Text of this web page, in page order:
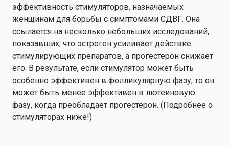
эффективность стимуляторов, назначаемых
женщинам для борьбы с симптомами СДВГ. Она
ссылается на несколько небольших исследований,
показавших, что эстроген усиливает действие
стимулирующих препаратов, а прогестерон снижает
его. В результате, если стимулятор может быть
особенно эффективен в фолликулярную фазу, то он
может быть менее эффективен в лютеиновую
фазу, когда преобладает прогестерон. (Подробнее о
стимуляторах ниже!)